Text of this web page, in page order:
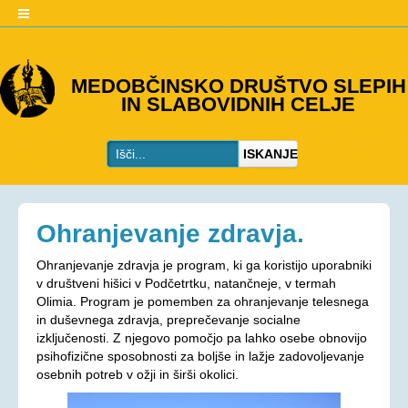
MEDOBČINSKO DRUŠTVO SLEPIH
IN SLABOVIDNIH CELJE
ISKANJE
O DRUŠTVU
Predstavitev
Organi društva
Programi društva
Ohranjevanje zdravja
Bivalna skupnost
Osebna asistenca
Ohranjevanje zdravja.
Ohranjevanje zdravja je program, ki ga koristijo uporabniki
v društveni hišici v Podčetrtku, natančneje, v termah
Olimia. Program je pomemben za ohranjevanje telesnega
in duševnega zdravja, preprečevanje socialne
izključenosti. Z njegovo pomočjo pa lahko osebe obnovijo
psihofizične sposobnosti za boljše in lažje zadovoljevanje
osebnih potreb v ožji in širši okolici.